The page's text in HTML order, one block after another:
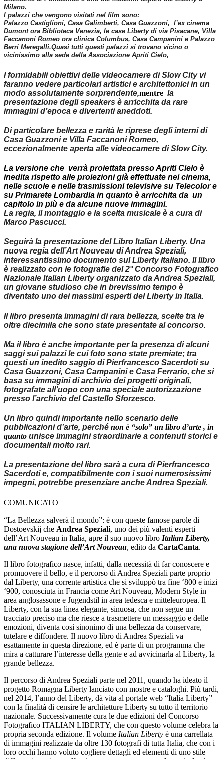
Milano.
I palazzi che vengono visitati nel film sono:
Palazzo Castiglioni, Casa Galimberti, Casa Guazzoni, l’ex cinema
Dumont ora Biblioteca Venezia, le case Liberty di via Pisacane, Villa
Faccanoni Romeo ora clinica Columbus, Casa Campanini e Palazzo
Berri Meregalli.Quasi tutti questi palazzi si trovano vicino o
vicinissimo alla sede della Associazione Apriti Cielo,
I formidabili obiettivi d​elle videocamere di ​Slow City vi
faranno vedere particolari artistici e architettonici in un
modo assolutamente sorprendente,​mentre ​ la
presentazione degli speakers è arricchita da rare
immagini d’epoca e divertenti aneddoti.
Di particolare bellezza e rarità le riprese degli interni di
Casa Guazzoni e Villa Faccanoni Romeo,
eccezionalmente aperta alle videocamere di Slow City.
La versione che verrà proiettata presso Apriti Cielo è
inedita rispetto alle proiezioni già effettuate nei cinema,
nelle scuole e nelle trasmissioni televisive su Telecolor​ e
su ​Primarete Lombardia in quanto è arricchita da un
capitolo in più e da alcune nuove immagini.
La regia, il montaggio e la scelta musicale è a cura di
Marco Pascucci.
Seguirà la presentazione del Libro Italian Liberty. Una
nuova regia dell’Art Nouveau di Andrea Speziali,
interessantissimo documento sul Liberty Italiano. Il libro
è realizzato con le fotografie del 2° Concorso Fotografico
Nazionale Italian Libertyorganizzato da Andrea Speziali,
un giovane studioso che in brevissimo tempo è
diventato uno dei massimi esperti del Liberty in Italia.
Il libro presenta immagini di rara bellezza, scelte tra le
oltre diecimila che sono state presentate al concorso.
Ma il libro è anche importante per la presenza di alcuni
saggi sui palazzi le cui foto sono state premiate; tra
questi un inedito saggio di Pierfrancesco Sacerdoti su
Casa Guazzoni, Casa Campanini e Casa Ferrario, che si
basa su immagini di archivio dei progetti originali,
fotografate all’uopo con una speciale autorizzazione
presso l’archivio del Castello Sforzesco.
Un libro quindi importante nello scenario delle
pubblicazioni d’arte, perché ​non è “solo” un libro d’arte , in
quanto ​ unisce immagini straordinarie a contenuti storici e
documentali molto rari.
La presentazione del libro sarà a cura di Pierfrancesco
Sacerdoti e, compatibilmente con i suoi numerosissimi
impegni, potrebbe presenziare anche Andrea Speziali.
COMUNICATO
“La Bellezza salverà il mondo”: è con queste famose parole di
Dostoevskij che Andrea Speziali, uno dei più valenti esperti
dell’Art Nouveau in Italia, apre il suo nuovo libro Italian Liberty,
una nuova stagione dell’Art Nouveau, edito da CartaCanta.
Il libro fotografico nasce, infatti, dalla necessità di far conoscere e
promuovere il bello, e il percorso di Andrea Speziali parte proprio
dal Liberty, una corrente artistica che si sviluppò tra fine ‘800 e inizi
‘900, conosciuta in Francia come Art Nouveau, Modern Style in
area anglosassone e Jugendstil in area tedesca e mitteleuropea. Il
Liberty, con la sua linea elegante, sinuosa, che non segue un
tracciato preciso ma che riesce a trasmettere un messaggio e delle
emozioni, diventa così sinonimo di una bellezza da conservare,
tutelare e diffondere. Il nuovo libro di Andrea Speziali va
esattamente in questa direzione, ed è parte di un programma che
mira a catturare l’interesse della gente e ad avvicinarla al Liberty, la
grande bellezza.
Il percorso di Andrea Speziali parte nel 2011, quando ha ideato il
progetto Romagna Liberty lanciato con mostre e cataloghi. Più tardi,
nel 2014, l’anno del Liberty, dà vita al portale web “Italia Liberty”
con la finalità di censire le architetture Liberty su tutto il territorio
nazionale. Successivamente cura le due edizioni del Concorso
Fotografico ITALIAN LIBERTY, che con questo volume celebra la
propria seconda edizione. Il volume Italian Liberty è una carrellata
di immagini realizzate da oltre 130 fotografi di tutta Italia, che con i
loro occhi hanno voluto cogliere dettagli ed elementi di uno stile